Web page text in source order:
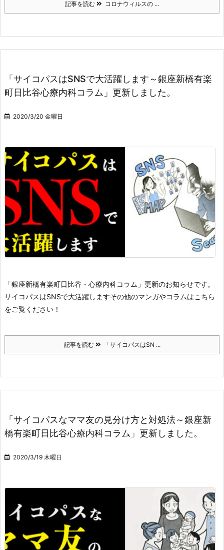
記事を読む コロナウィルスの ...
「サイコパスはSNSで大活躍します～銀座新橋有楽
町日比谷心療内科コラム」更新しました。
2020/3/20 金曜日
「銀座新橋有楽町日比谷・心療内科コラム」更新のお知らせです。
サイコパスはSNSで大活躍しますその他のマンガやコラムはこちら
をご覧ください！
記事を読む 「サイコパスはSN ...
「サイコパスなママ友の見分け方と対処法～銀座新
橋有楽町日比谷心療内科コラム」更新しました。
2020/3/19 木曜日